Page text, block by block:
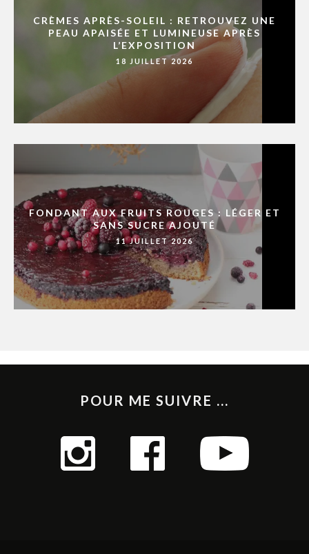
CRÈMES APRÈS-SOLEIL : RETROUVEZ UNE
PEAU APAISÉE ET LUMINEUSE APRÈS
L’EXPOSITION
18 JUILLET 2026
FONDANT AUX FRUITS ROUGES : LÉGER ET
SANS SUCRE AJOUTÉ
11 JUILLET 2026
POUR ME SUIVRE ...